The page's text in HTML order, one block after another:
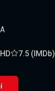
7.5 (IMDb)